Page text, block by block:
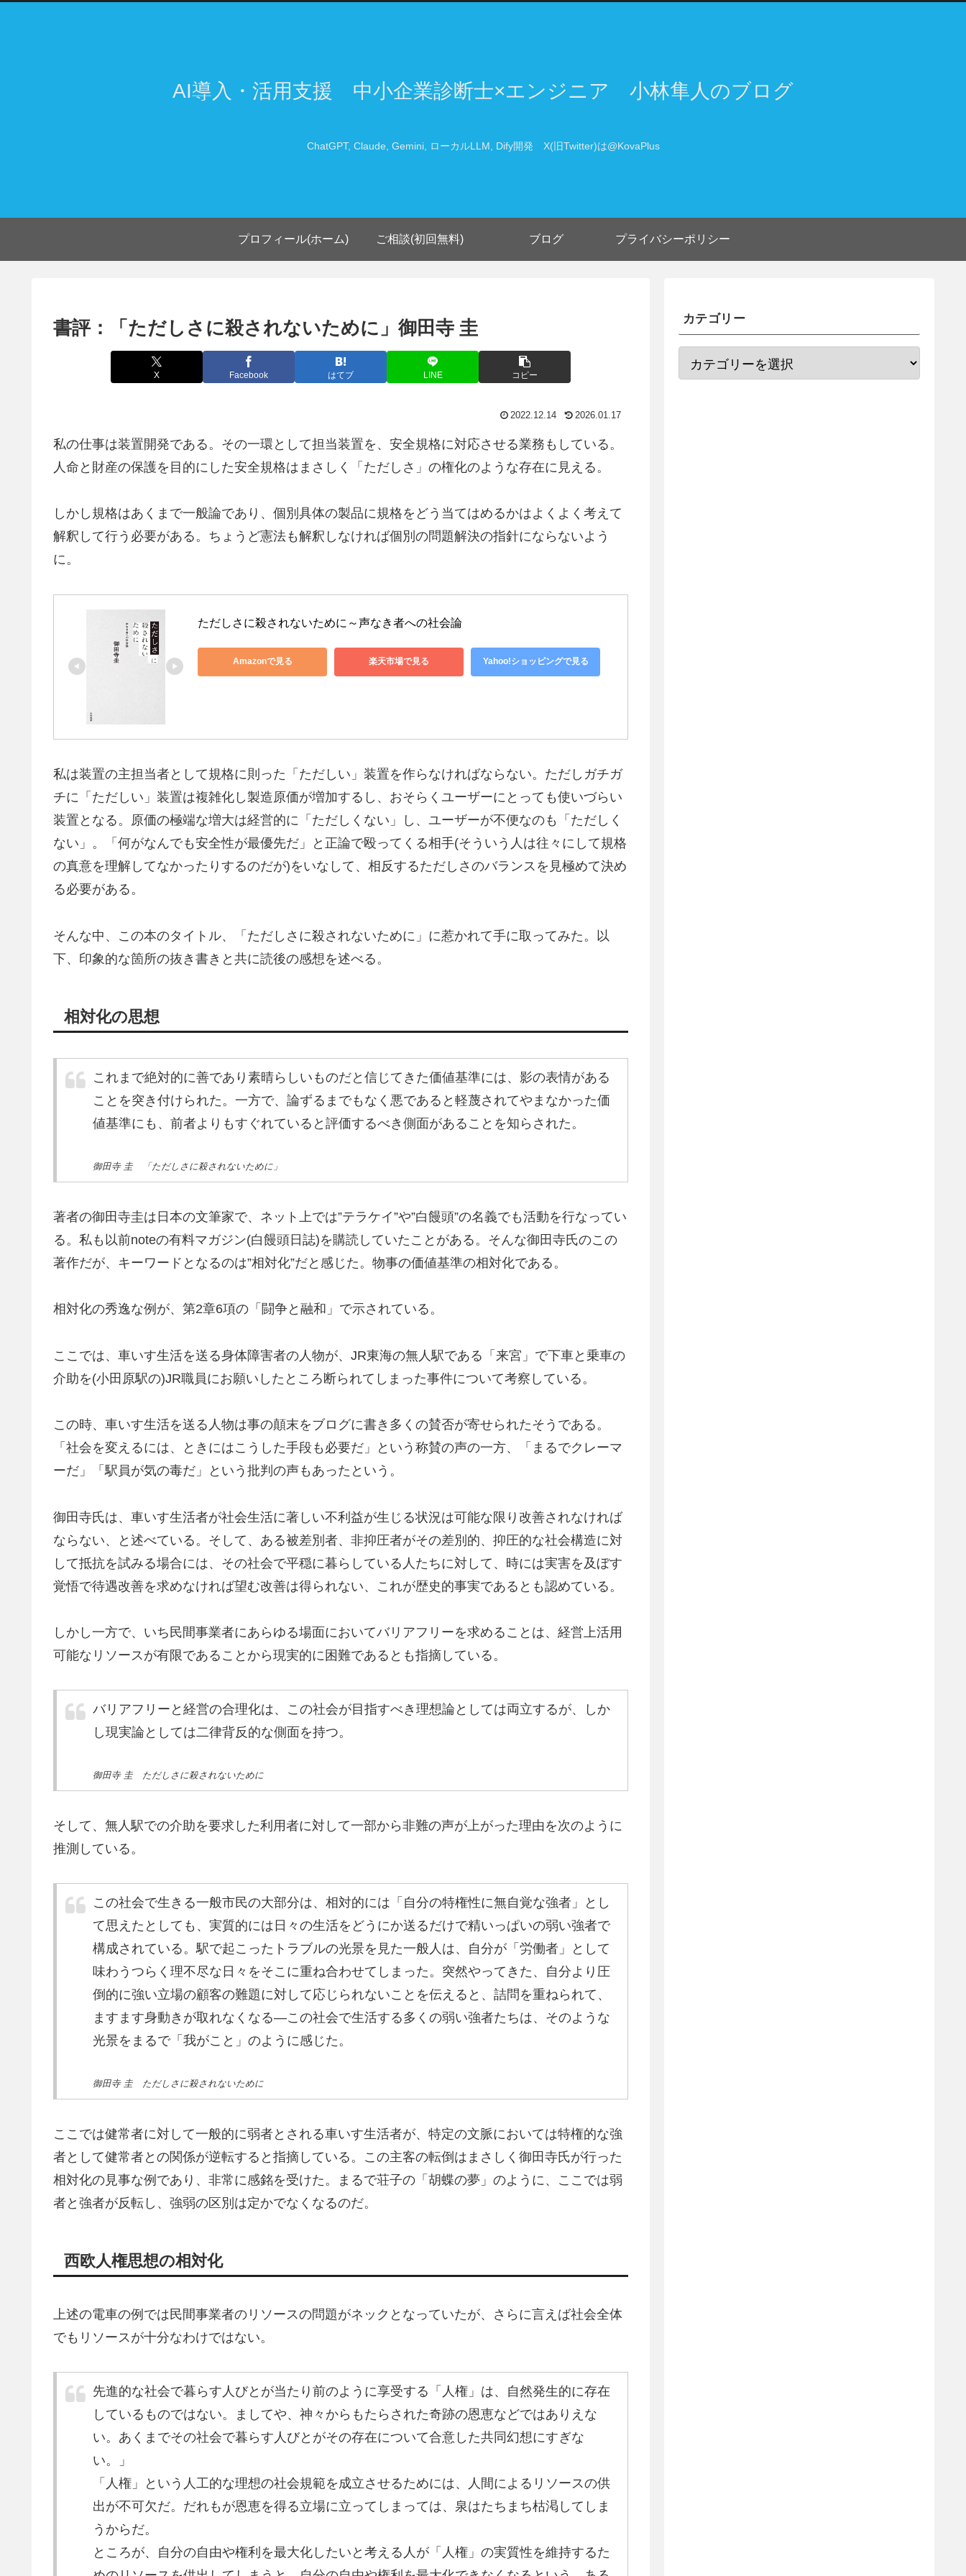
AI導入・活用支援 中小企業診断士×エンジニア 小林隼人のブログ
ChatGPT, Claude, Gemini, ローカルLLM, Dify開発 X(旧Twitter)は@KovaPlus
プロフィール(ホーム) ご相談(初回無料) ブログ プライバシーポリシー
書評：「ただしさに殺されないために」御田寺 圭
X Facebook はてブ LINE コピー
2022.12.14 2026.01.17
私の仕事は装置開発である。その一環として担当装置を、安全規格に対応させる業務もしている。
人命と財産の保護を目的にした安全規格はまさしく「ただしさ」の権化のような存在に見える。
しかし規格はあくまで一般論であり、個別具体の製品に規格をどう当てはめるかはよくよく考えて
解釈して行う必要がある。ちょうど憲法も解釈しなければ個別の問題解決の指針にならないよう
に。
ただしさに殺されないために～声なき者への社会論
Amazonで見る 楽天市場で見る Yahoo!ショッピングで見る
私は装置の主担当者として規格に則った「ただしい」装置を作らなければならない。ただしガチガ
チに「ただしい」装置は複雑化し製造原価が増加するし、おそらくユーザーにとっても使いづらい
装置となる。原価の極端な増大は経営的に「ただしくない」し、ユーザーが不便なのも「ただしく
ない」。「何がなんでも安全性が最優先だ」と正論で殴ってくる相手(そういう人は往々にして規格
の真意を理解してなかったりするのだが)をいなして、相反するただしさのバランスを見極めて決め
る必要がある。
そんな中、この本のタイトル、「ただしさに殺されないために」に惹かれて手に取ってみた。以
下、印象的な箇所の抜き書きと共に読後の感想を述べる。
相対化の思想
これまで絶対的に善であり素晴らしいものだと信じてきた価値基準には、影の表情がある
ことを突き付けられた。一方で、論ずるまでもなく悪であると軽蔑されてやまなかった価
値基準にも、前者よりもすぐれていると評価するべき側面があることを知らされた。
御田寺 圭 「ただしさに殺されないために」
著者の御田寺圭は日本の文筆家で、ネット上では”テラケイ”や”白饅頭”の名義でも活動を行なってい
る。私も以前noteの有料マガジン(白饅頭日誌)を購読していたことがある。そんな御田寺氏のこの
著作だが、キーワードとなるのは”相対化”だと感じた。物事の価値基準の相対化である。
相対化の秀逸な例が、第2章6項の「闘争と融和」で示されている。
ここでは、車いす生活を送る身体障害者の人物が、JR東海の無人駅である「来宮」で下車と乗車の
介助を(小田原駅の)JR職員にお願いしたところ断られてしまった事件について考察している。
この時、車いす生活を送る人物は事の顛末をブログに書き多くの賛否が寄せられたそうである。
「社会を変えるには、ときにはこうした手段も必要だ」という称賛の声の一方、「まるでクレーマ
ーだ」「駅員が気の毒だ」という批判の声もあったという。
御田寺氏は、車いす生活者が社会生活に著しい不利益が生じる状況は可能な限り改善されなければ
ならない、と述べている。そして、ある被差別者、非抑圧者がその差別的、抑圧的な社会構造に対
して抵抗を試みる場合には、その社会で平穏に暮らしている人たちに対して、時には実害を及ぼす
覚悟で待遇改善を求めなければ望む改善は得られない、これが歴史的事実であるとも認めている。
しかし一方で、いち民間事業者にあらゆる場面においてバリアフリーを求めることは、経営上活用
可能なリソースが有限であることから現実的に困難であるとも指摘している。
バリアフリーと経営の合理化は、この社会が目指すべき理想論としては両立するが、しか
し現実論としては二律背反的な側面を持つ。
御田寺 圭 ただしさに殺されないために
そして、無人駅での介助を要求した利用者に対して一部から非難の声が上がった理由を次のように
推測している。
この社会で生きる一般市民の大部分は、相対的には「自分の特権性に無自覚な強者」とし
て思えたとしても、実質的には日々の生活をどうにか送るだけで精いっぱいの弱い強者で
構成されている。駅で起こったトラブルの光景を見た一般人は、自分が「労働者」として
味わうつらく理不尽な日々をそこに重ね合わせてしまった。突然やってきた、自分より圧
倒的に強い立場の顧客の難題に対して応じられないことを伝えると、詰問を重ねられて、
ますます身動きが取れなくなる—この社会で生活する多くの弱い強者たちは、そのような
光景をまるで「我がこと」のように感じた。
御田寺 圭 ただしさに殺されないために
ここでは健常者に対して一般的に弱者とされる車いす生活者が、特定の文脈においては特権的な強
者として健常者との関係が逆転すると指摘している。この主客の転倒はまさしく御田寺氏が行った
相対化の見事な例であり、非常に感銘を受けた。まるで荘子の「胡蝶の夢」のように、ここでは弱
者と強者が反転し、強弱の区別は定かでなくなるのだ。
西欧人権思想の相対化
上述の電車の例では民間事業者のリソースの問題がネックとなっていたが、さらに言えば社会全体
でもリソースが十分なわけではない。
先進的な社会で暮らす人びとが当たり前のように享受する「人権」は、自然発生的に存在
しているものではない。ましてや、神々からもたらされた奇跡の恩恵などではありえな
い。あくまでその社会で暮らす人びとがその存在について合意した共同幻想にすぎな
い。」
「人権」という人工的な理想の社会規範を成立させるためには、人間によるリソースの供
出が不可欠だ。だれもが恩恵を得る立場に立ってしまっては、泉はたちまち枯渇してしま
うからだ。
ところが、自分の自由や権利を最大化したいと考える人が「人権」の実質性を維持するた
カテゴリー